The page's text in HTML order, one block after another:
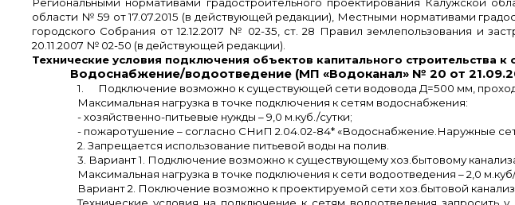
области № 59 от 17.07.2015 (в действующей редакции), Местными нормативами
городского Собрания от 12.12.2017 № 02-35, ст. 28 Правил землепользования и
20.11.2007 № 02-50 (в действующей редакции).
Технические условия подключения объектов капитального строительства
Водоснабжение/водоотведение (МП «Водоканал» № 20 от
1.
Подключение возможно к существующей сети водовода Д=500 мм,
Максимальная нагрузка в точке подключения к сетям водоснабжения:
- хозяйственно-питьевые нужды – 9,0 м.куб./сутки;
- пожаротушение – согласно СНиП 2.04.02-84* «Водоснабжение.Наружные
2. Запрещается использование питьевой воды на полив.
3. Вариант 1. Подключение возможно к существующему хоз.бытовому
Максимальная нагрузка в точке подключения к сети водоотведения – 2,0 м.куб/
Вариант 2. Поключение возможно к проектируемой сети хоз.бытовой